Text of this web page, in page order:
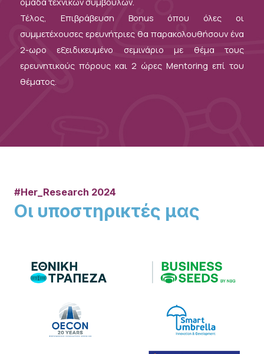
Τέλος, Επιβράβευση Βonus όπου όλες οι
συμμετέχουσες ερευνήτριες θα παρακολουθήσουν ένα
2-ωρο εξειδικευμένο σεμινάριο με θέμα τους
ερευνητικούς πόρους και 2 ώρες Mentoring επί του
θέματος.
#Her_Research 2024
Οι υποστηρικτές μας